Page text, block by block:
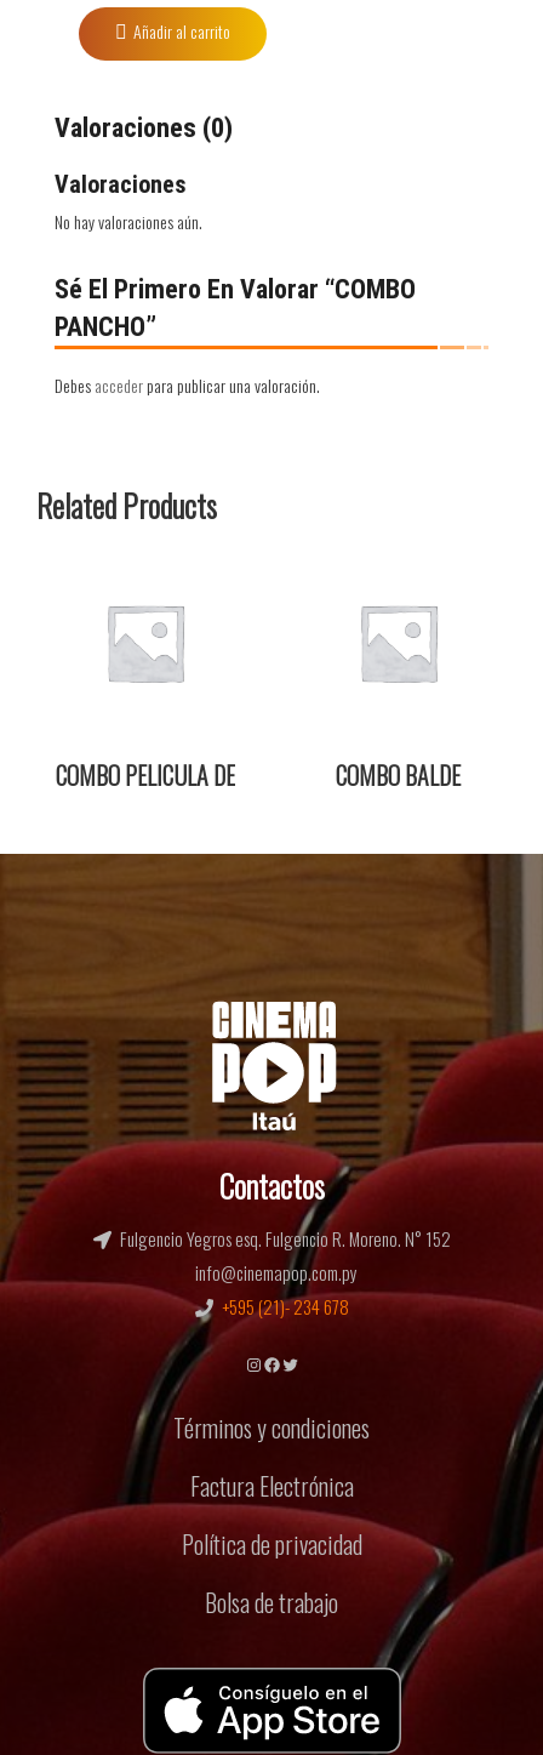
Añadir al carrito
Valoraciones (0)
Valoraciones
No hay valoraciones aún.
Sé El Primero En Valorar “COMBO
PANCHO”
Debesaccederpara publicar una valoración.
Related Products
COMBO PELICULA DE COMBO BALDE
Contactos
Fulgencio Yegros esq. Fulgencio R. Moreno. N° 152
info@cinemapop.com.py
+595 (21)- 234 678
Instagram
Facebook
Twitter
Términos y condiciones
Factura Electrónica
Política de privacidad
Bolsa de trabajo